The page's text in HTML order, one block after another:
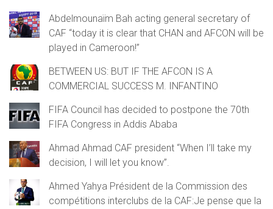
Abdelmounaïm Bah acting general secretary of
CAF “today it is clear that CHAN and AFCON will be
played in Cameroon!”
BETWEEN US: BUT IF THE AFCON IS A
COMMERCIAL SUCCESS M. INFANTINO
FIFA Council has decided to postpone the 70th
FIFA Congress in Addis Ababa
Ahmad Ahmad CAF president “When I’ll take my
decision, I will let you know”.
Ahmed Yahya Président de la Commission des
compétitions interclubs de la CAF:Je pense que la